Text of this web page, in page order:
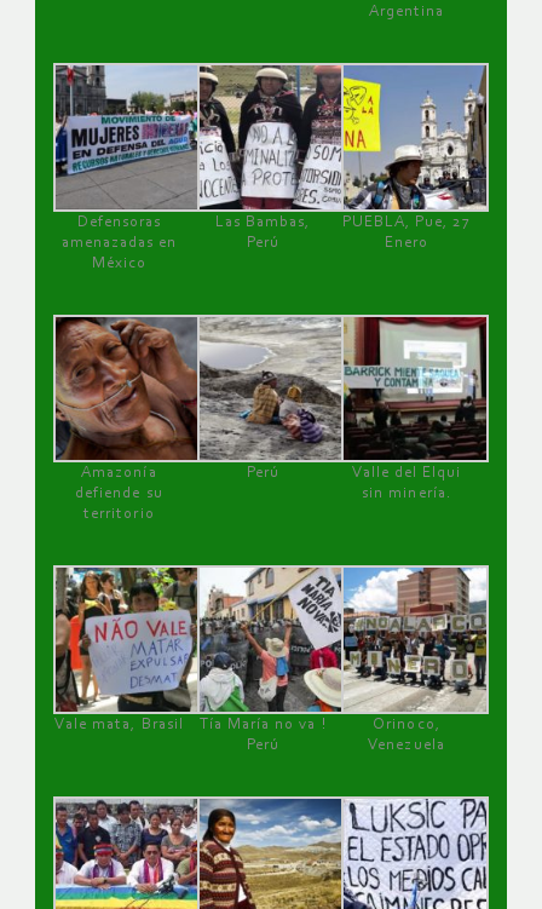
Argentina
Defensoras
amenazadas en
México
Las Bambas,
Perú
PUEBLA, Pue, 27
Enero
Amazonía
defiende su
territorio
Perú
Valle del Elqui
sin minería.
Vale mata, Brasil
Tía María no va !
Perú
Orinoco,
Venezuela